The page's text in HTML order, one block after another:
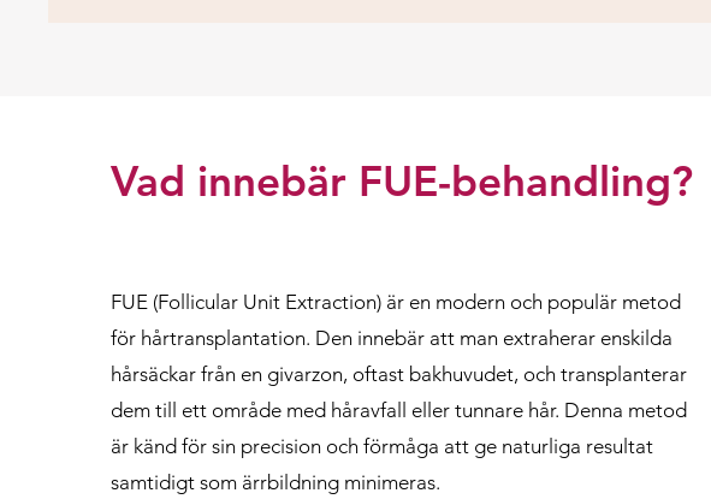
Vad innebär FUE-behandling?
FUE (Follicular Unit Extraction) är en modern och populär metod
för hårtransplantation. Den innebär att man extraherar enskilda
hårsäckar från en givarzon, oftast bakhuvudet, och transplanterar
dem till ett område med håravfall eller tunnare hår. Denna metod
är känd för sin precision och förmåga att ge naturliga resultat
samtidigt som ärrbildning minimeras.